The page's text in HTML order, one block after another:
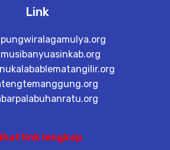
Link
link lengkap